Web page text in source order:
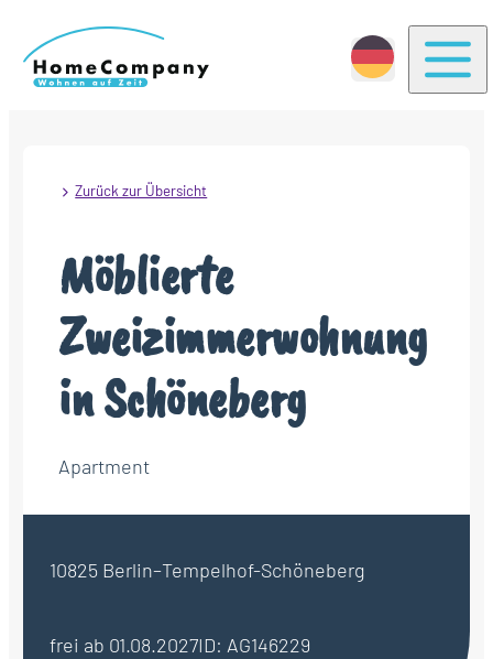
Zurück zur Übersicht
Möblierte
Zweizimmerwohnung
in Schöneberg
Apartment
10825 Berlin–Tempelhof-Schöneberg
frei ab 01.08.2027ID: AG146229